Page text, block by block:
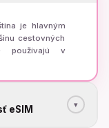
je hlavným
cestovných
používajú v
eSIM ▾